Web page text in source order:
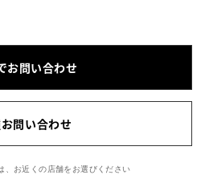
お問い合わせ
問い合わせ
お近くの店舗をお選びください